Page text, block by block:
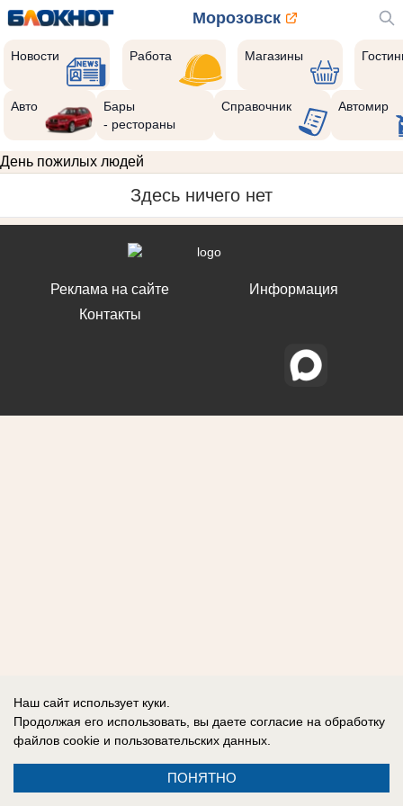
Морозовск
Новости Работа Магазины
Авто
Бары
- рестораны
Справочник Автомир
День пожилых людей
Здесь ничего нет
Реклама на сайте
Контакты
Информация
Наш сайт использует куки.
Продолжая его использовать, вы даете согласие на обработку
файлов cookie и пользовательских данных.
ПОНЯТНО